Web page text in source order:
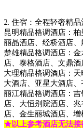
2. 住宿：全程轻奢精品
昆明精品格调酒店：
丽晶酒店、经桥酒店
楚雄精品格调酒店：
店、泰格酒店、文鼎酒
大理精品格调酒店：
大酒店、亚星大酒店
丽江精品格调酒店：
店、大恒别院酒店、
店、金生丽城酒店、
★以上参考酒店无法接